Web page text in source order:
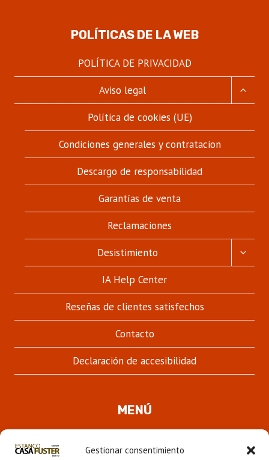
Gestionar consentimiento
POLÍTICAS DE LA WEB
POLÍTICA DE PRIVACIDAD
Aviso legal
Política de cookies (UE)
Condiciones generales y contratacion
Descargo de responsabilidad
Garantías de venta
Reclamaciones
Desistimiento
IA Help Center
Reseñas de clientes satisfechos
Contacto
Declaración de accesibilidad
MENÚ